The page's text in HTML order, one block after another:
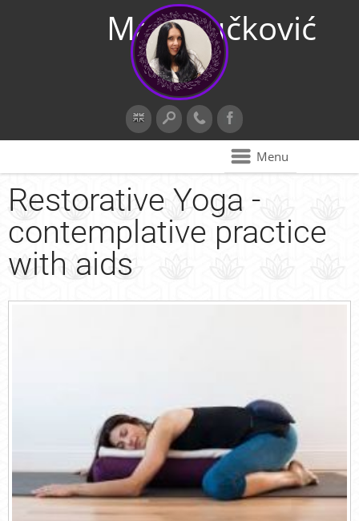
Maja Vučković
Menu
Restorative Yoga -
contemplative practice
with aids